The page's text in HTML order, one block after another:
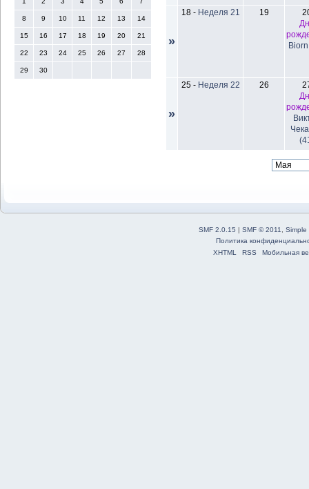
8 9 10 11 12 13 14
15 16 17 18 19 20 21
22 23 24 25 26 27 28
29 30
»
18- Неделя 21 19
»
25- Неделя 22 26
SMF 2.0.15 | SMF © 2011, Simple
Политика
XHTML
RSS Мобильная